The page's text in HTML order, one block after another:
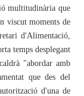
multitudinària que
viscut moments de
d'Alimentació,
temps desplegant
"abordar amb
que des del
d'una de